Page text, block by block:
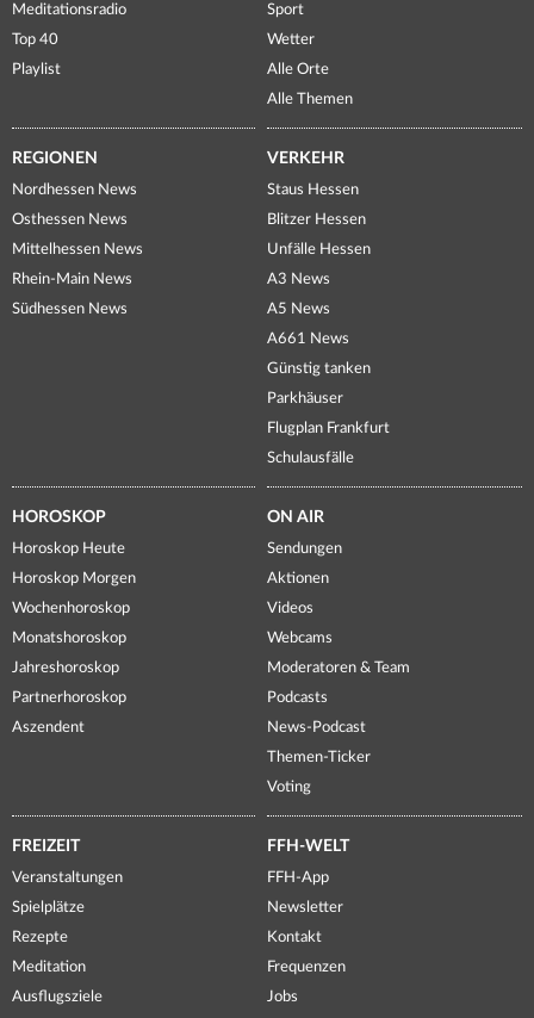
Meditationsradio
Top 40
Playlist
Sport
Wetter
Alle Orte
Alle Themen
REGIONEN
Nordhessen News
Osthessen News
Mittelhessen News
Rhein-Main News
Südhessen News
VERKEHR
Staus Hessen
Blitzer Hessen
Unfälle Hessen
A3 News
A5 News
A661 News
Günstig tanken
Parkhäuser
Flugplan Frankfurt
Schulausfälle
HOROSKOP
Horoskop Heute
Horoskop Morgen
Wochenhoroskop
Monatshoroskop
Jahreshoroskop
Partnerhoroskop
Aszendent
ON AIR
Sendungen
Aktionen
Videos
Webcams
Moderatoren & Team
Podcasts
News-Podcast
Themen-Ticker
Voting
FREIZEIT
Veranstaltungen
Spielplätze
Rezepte
Meditation
Ausflugsziele
FFH-WELT
FFH-App
Newsletter
Kontakt
Frequenzen
Jobs